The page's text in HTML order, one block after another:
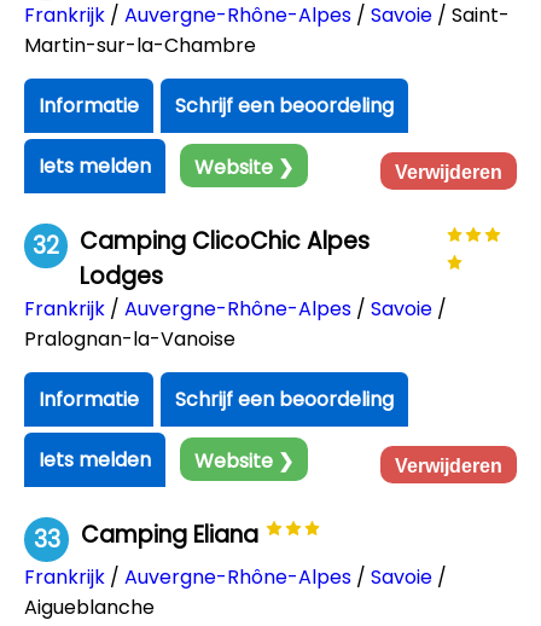
Frankrijk / Auvergne-Rhône-Alpes / Savoie / Saint-
Martin-sur-la-Chambre
Informatie Schrijf een beoordeling
Iets melden Website ❯ Verwijderen
32
Camping ClicoChic Alpes
Lodges
Frankrijk / Auvergne-Rhône-Alpes / Savoie /
Pralognan-la-Vanoise
Informatie Schrijf een beoordeling
Iets melden Website ❯ Verwijderen
33 Camping Eliana
Frankrijk / Auvergne-Rhône-Alpes / Savoie /
Aigueblanche